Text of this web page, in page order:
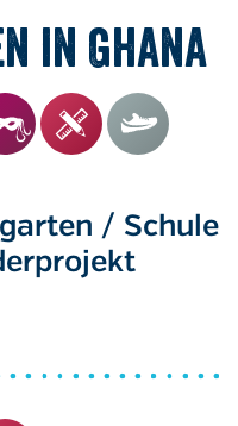
in Ghana
/ Schule